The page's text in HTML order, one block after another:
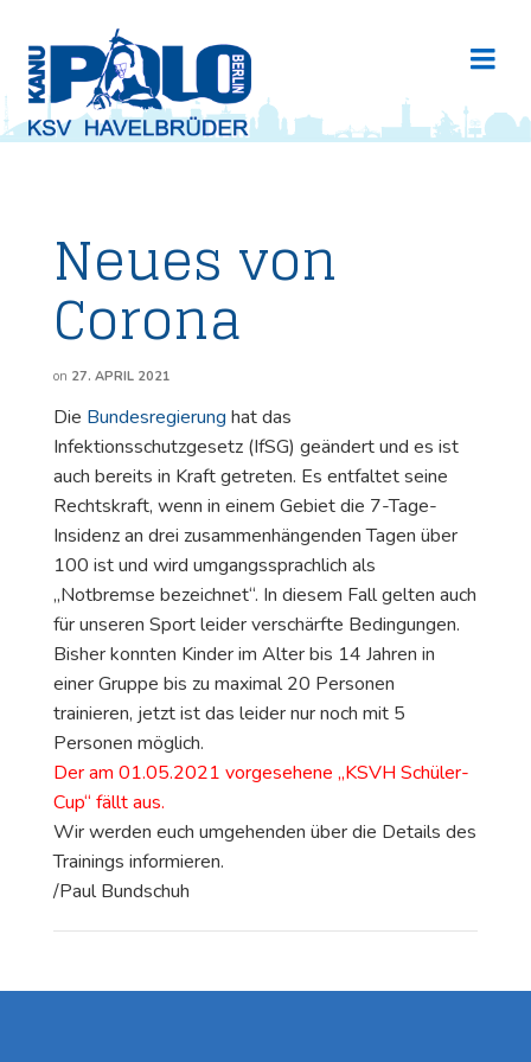
Neues von
Corona
on 27. APRIL 2021
Die Bundesregierung hat das
Infektionsschutzgesetz (IfSG) geändert und es ist
auch bereits in Kraft getreten. Es entfaltet seine
Rechtskraft, wenn in einem Gebiet die 7-Tage-
Insidenz an drei zusammenhängenden Tagen über
100 ist und wird umgangssprachlich als
„Notbremse bezeichnet“. In diesem Fall gelten auch
für unseren Sport leider verschärfte Bedingungen.
Bisher konnten Kinder im Alter bis 14 Jahren in
einer Gruppe bis zu maximal 20 Personen
trainieren, jetzt ist das leider nur noch mit 5
Personen möglich.
Der am 01.05.2021 vorgesehene „KSVH Schüler-
Cup“ fällt aus.
Wir werden euch umgehenden über die Details des
Trainings informieren.
/Paul Bundschuh